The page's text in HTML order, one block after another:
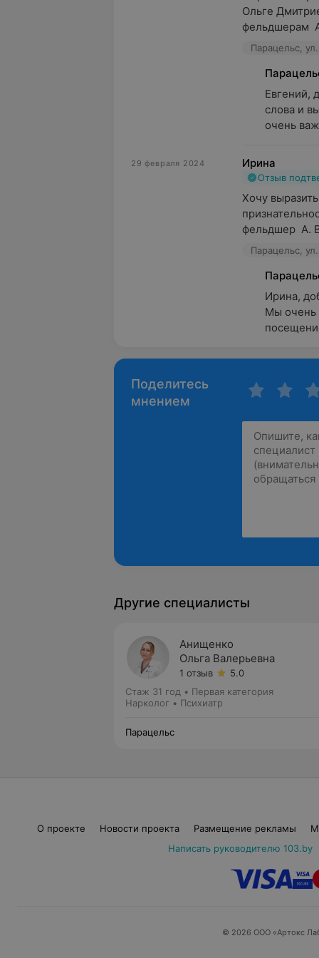
Ольге
фельдшерам
Парацельс,
Евгений,
слова и
очень
29 февраля 2024 Ирина
Отзыв
Хочу
фельдшер  А.
Парацельс,
Ирина,
Мы очень
Поделитесь
мнением
Другие специалисты
Анищенко
Ольга Валерьевна
1 отзыв
5.0
Стаж 31 год • Первая категория
Нарколог • Психиатр
Парацельс
О проекте Новости проекта Размещение рекламы
Написать руководителю 103.by
© 2026 ООО «Артокс